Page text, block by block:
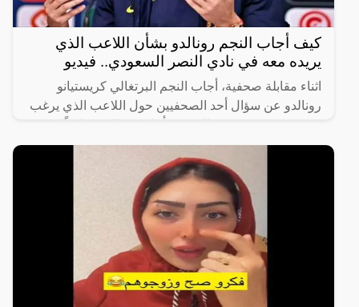
كيف أجاب النجم رونالدو بشأن اللاعب الذي
يريده معه في نادي النصر السعودي.. فيديو
اثناء مقابلة صحفية، أجاب النجم البرتغالي كريستيانو
رونالدو عن سؤال أحد الصحفيين حول اللاعب الذي يرغب
“أختارك أنت،